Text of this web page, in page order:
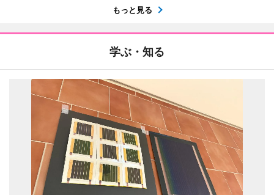
もっと見る
学ぶ・知る